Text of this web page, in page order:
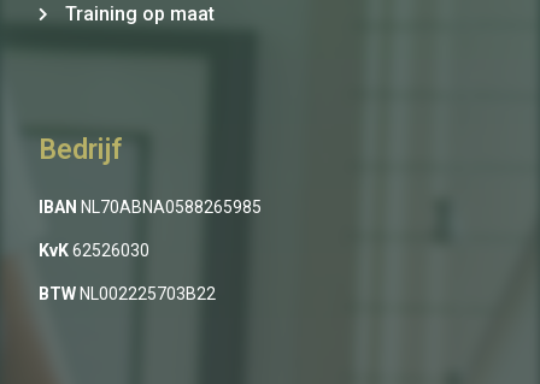
Training op maat
Bedrijf
IBAN NL70ABNA0588265985
KvK62526030
BTW NL002225703B22